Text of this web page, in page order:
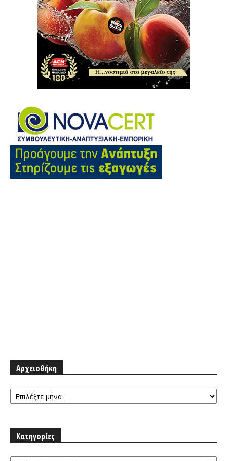
Αρχειοθήκη
Αρχειοθήκη
Κατηγορίες
Κατηγορίες